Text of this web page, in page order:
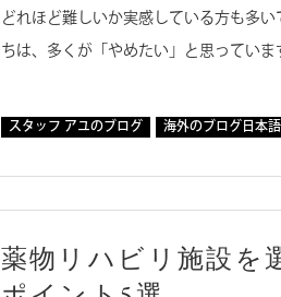
どれほど難しいか実感している方も多
ちは、多くが「やめたい」と思ってい
スタッフ アユのブログ 海外のブログ日本
薬物リハビリ施設を